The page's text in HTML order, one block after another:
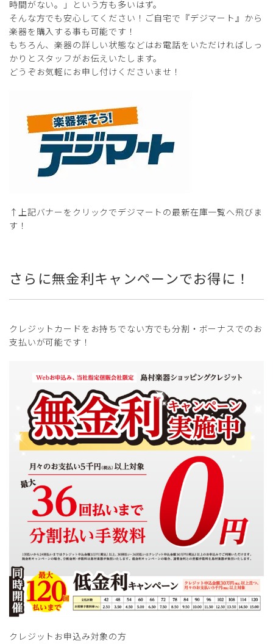
時間がない。」という方も多いはず。
そんな方でも安心してください！ご自宅で『デジマート』から
楽器を購入する事も可能です！
もちろん、楽器の詳しい状態などはお電話をいただければしっ
かりとスタッフがお伝えいたします。
どうぞお気軽にお申し付けくださいませ！
↑上記バナーをクリックでデジマートの最新在庫一覧へ飛びま
す！
さらに無金利キャンペーンでお得に！
クレジットカードをお持ちでない方でも分割・ボーナスでのお
支払いが可能です！
クレジットお申込み対象の方